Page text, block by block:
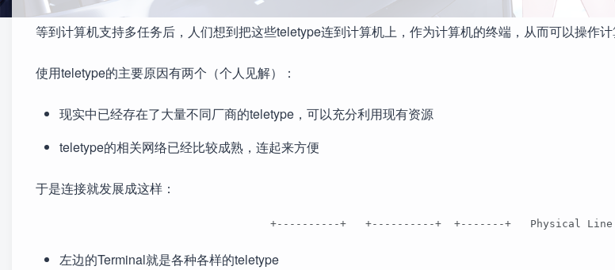
等到计算机支持多任务后，人们想到把这些teletype连到计算机上，作为计算机的终端，从而可以操作计
使用teletype的主要原因有两个（个人见解）：
现实中已经存在了大量不同厂商的teletype，可以充分利用现有资源
teletype的相关网络已经比较成熟，连起来方便
于是连接就发展成这样：
+----------+   +----------+  +-------+   Physical
左边的Terminal就是各种各样的teletype